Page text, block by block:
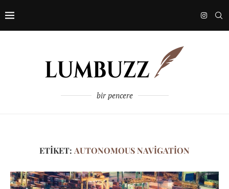
bir pencere
ETIKET: AUTONOMOUS NAVIGATION